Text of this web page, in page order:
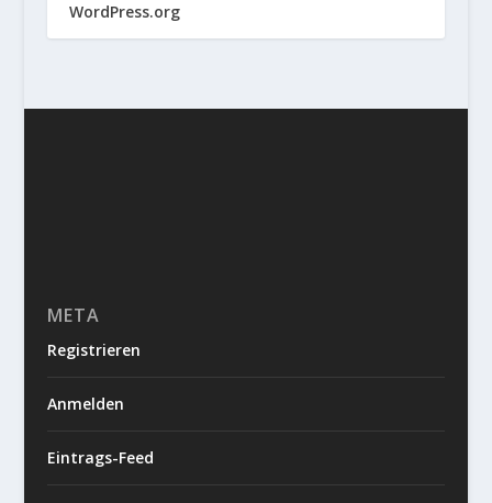
WordPress.org
META
Registrieren
Anmelden
Eintrags-Feed